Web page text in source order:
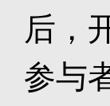
后，
参与